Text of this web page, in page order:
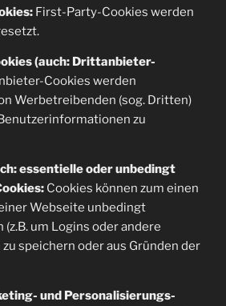
First-Party-Cookies werden
(auch: Drittanbieter-
Cookies werden
Werbetreibenden (sog. Dritten)
zu
essentielle oder unbedingt
Cookies können zum einen
Webseite unbedingt
um Logins oder andere
speichern oder aus Gründen der
und Personalisierungs-